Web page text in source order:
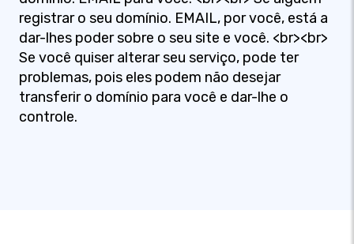
registrar o seu domínio. EMAIL, por você, está a
dar-lhes poder sobre o seu site e você. <br><br>
Se você quiser alterar seu serviço, pode ter
problemas, pois eles podem não desejar
transferir o domínio para você e dar-lhe o
controle.